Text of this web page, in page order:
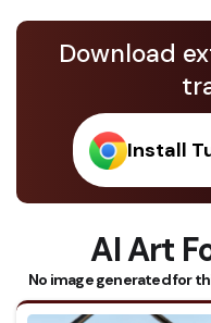
Download
Install
AI Art
No image generated for